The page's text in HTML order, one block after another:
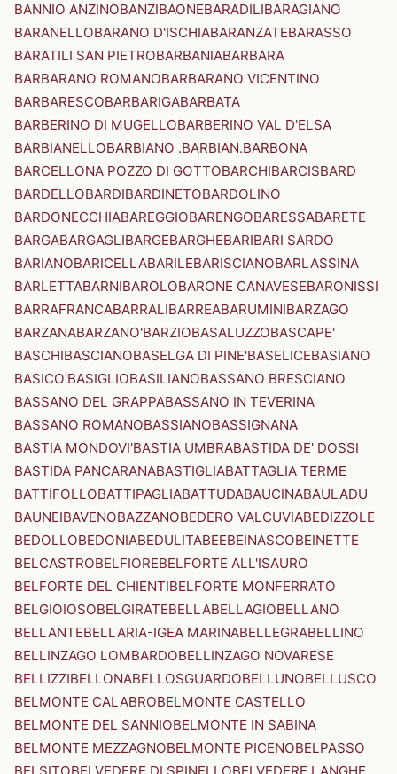
BANNIO ANZINOBANZIBAONEBARADILIBARAGIANO
BARANELLOBARANO D'ISCHIABARANZATEBARASSO
BARATILI SAN PIETROBARBANIABARBARA
BARBARANO ROMANOBARBARANO VICENTINO
BARBARESCOBARBARIGABARBATA
BARBERINO DI MUGELLOBARBERINO VAL D'ELSA
BARBIANELLOBARBIANO .BARBIAN.BARBONA
BARCELLONA POZZO DI GOTTOBARCHIBARCISBARD
BARDELLOBARDIBARDINETOBARDOLINO
BARDONECCHIABAREGGIOBARENGOBARESSABARETE
BARGABARGAGLIBARGEBARGHEBARIBARI SARDO
BARIANOBARICELLABARILEBARISCIANOBARLASSINA
BARLETTABARNIBAROLOBARONE CANAVESEBARONISSI
BARRAFRANCABARRALIBARREABARUMINIBARZAGO
BARZANABARZANO'BARZIOBASALUZZOBASCAPE'
BASCHIBASCIANOBASELGA DI PINE'BASELICEBASIANO
BASICO'BASIGLIOBASILIANOBASSANO BRESCIANO
BASSANO DEL GRAPPABASSANO IN TEVERINA
BASSANO ROMANOBASSIANOBASSIGNANA
BASTIA MONDOVI'BASTIA UMBRABASTIDA DE' DOSSI
BASTIDA PANCARANABASTIGLIABATTAGLIA TERME
BATTIFOLLOBATTIPAGLIABATTUDABAUCINABAULADU
BAUNEIBAVENOBAZZANOBEDERO VALCUVIABEDIZZOLE
BEDOLLOBEDONIABEDULITABEEBEINASCOBEINETTE
BELCASTROBELFIOREBELFORTE ALL'ISAURO
BELFORTE DEL CHIENTIBELFORTE MONFERRATO
BELGIOIOSOBELGIRATEBELLABELLAGIOBELLANO
BELLANTEBELLARIA-IGEA MARINABELLEGRABELLINO
BELLINZAGO LOMBARDOBELLINZAGO NOVARESE
BELLIZZIBELLONABELLOSGUARDOBELLUNOBELLUSCO
BELMONTE CALABROBELMONTE CASTELLO
BELMONTE DEL SANNIOBELMONTE IN SABINA
BELMONTE MEZZAGNOBELMONTE PICENOBELPASSO